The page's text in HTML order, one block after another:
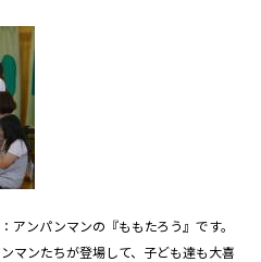
ンパンマンの『ももたろう』です。
マンたちが登場して、子ども達も大喜